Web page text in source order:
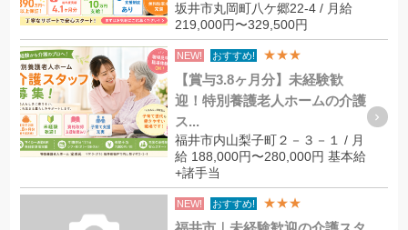
坂井市丸岡町八ケ郷22-4 / 月給
219,000円〜329,500円
NEW! おすすめ! ★★★
【賞与3.8ヶ月分】未経験歓
迎！特別養護老人ホームの介護
ス...
福井市内山梨子町２－３－１ / 月
給 188,000円〜280,000円 基本給
+諸手当
NEW! おすすめ! ★★★